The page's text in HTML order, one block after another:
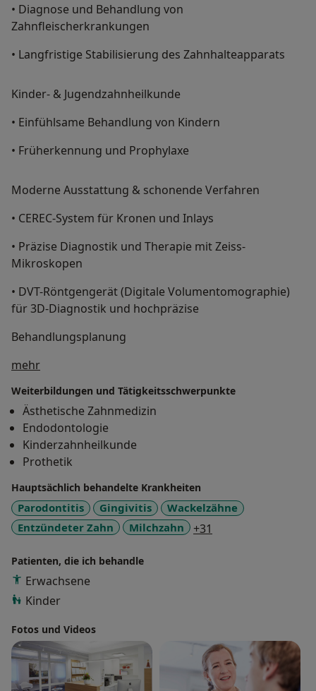
• Diagnose und Behandlung von
Zahnfleischerkrankungen
• Langfristige Stabilisierung des Zahnhalteapparats
Kinder- & Jugendzahnheilkunde
• Einfühlsame Behandlung von Kindern
• Früherkennung und Prophylaxe
Moderne Ausstattung & schonende Verfahren
• CEREC-System für Kronen und Inlays
• Präzise Diagnostik und Therapie mit Zeiss-
Mikroskopen
• DVT-Röntgengerät (Digitale Volumentomographie)
für 3D-Diagnostik und hochpräzise
Behandlungsplanung
mehrÜber mich
Weiterbildungen und Tätigkeitsschwerpunkte
Ästhetische Zahnmedizin
Endodontologie
Kinderzahnheilkunde
Prothetik
Hauptsächlich behandelte Krankheiten
Parodontitis Gingivitis
Wackelzähne
Entzündeter Zahn
Milchzahn +31
Patienten, die ich behandle
Erwachsene
Kinder
Fotos und Videos